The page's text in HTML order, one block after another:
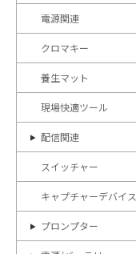
電源関連
クロマキー
養生マット
現場快適ツール
配信関連
スイッチャー
キャプチャーデバイス
プロンプター